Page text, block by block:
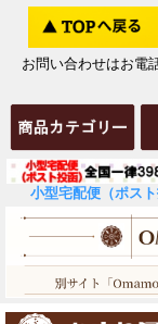
お問い合わせはお電
小型宅配便（ポス